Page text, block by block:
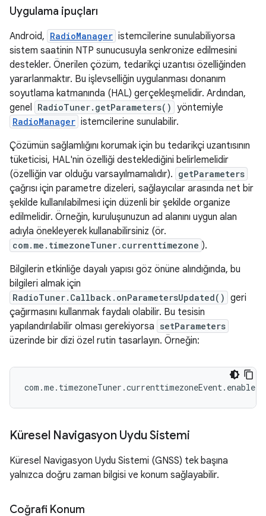
Uygulama ipuçları
Android, RadioManager istemcilerine sunulabiliyorsa
sistem saatinin NTP sunucusuyla senkronize edilmesini
destekler. Önerilen çözüm, tedarikçi uzantısı özelliğinden
yararlanmaktır. Bu işlevselliğin uygulanması donanım
soyutlama katmanında (HAL) gerçekleşmelidir. Ardından,
genel RadioTuner.getParameters() yöntemiyle
RadioManager istemcilerine sunulabilir.
Çözümün sağlamlığını korumak için bu tedarikçi uzantısının
tüketicisi, HAL'nin özelliği desteklediğini belirlemelidir
(özelliğin var olduğu varsayılmamalıdır). getParameters
çağrısı için parametre dizeleri, sağlayıcılar arasında net bir
şekilde kullanılabilmesi için düzenli bir şekilde organize
edilmelidir. Örneğin, kuruluşunuzun ad alanını uygun alan
adıyla önekleyerek kullanabilirsiniz (ör.
com.me.timezoneTuner.currenttimezone ).
Bilgilerin etkinliğe dayalı yapısı göz önüne alındığında, bu
bilgileri almak için
RadioTuner.Callback.onParametersUpdated() geri
çağırmasını kullanmak faydalı olabilir. Bu tesisin
yapılandırılabilir olması gerekiyorsa setParameters
üzerinde bir dizi özel rutin tasarlayın. Örneğin:
com.me.timezoneTuner.currenttimezoneEvent.enable
Küresel Navigasyon Uydu Sistemi
Küresel Navigasyon Uydu Sistemi (GNSS) tek başına
yalnızca doğru zaman bilgisi ve konum sağlayabilir.
Coğrafi Konum